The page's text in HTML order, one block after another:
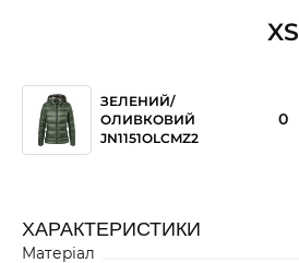
XS
ЗЕЛЕНИЙ/
ОЛИВКОВИЙ
JN1151OLCMZ2
0
ХАРАКТЕРИСТИКИ
Матеріал